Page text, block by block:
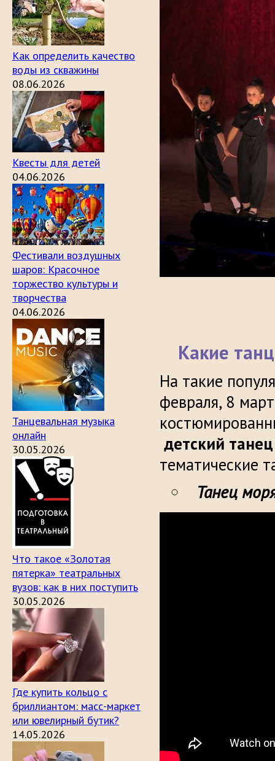
Как определить качество
воды из скважины
08.06.2026
Квесты для детей
04.06.2026
Фестивали воздушных
шаров: Красочное
торжество культуры и
творчества
04.06.2026
Танцевальная музыка
онлайн
30.05.2026
Что такое «Золотая
пятерка» театральных
вузов: как в них поступить
30.05.2026
Где купить кольцо с
бриллиантом: масс-маркет
или ювелирный бутик?
14.05.2026
Какие
На такие
февраля, 8
детский
тематические
Танец